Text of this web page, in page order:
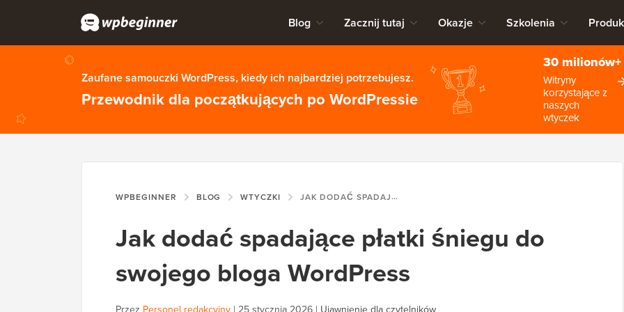
Blog Zacznij tutaj Okazje Szkolenia
Zaufane samouczki WordPress, kiedy ich najbardziej potrzebujesz.
Przewodnik dla początkujących po WordPressie
30 milionów+
Witryny
korzystające z
naszych
wtyczek
WPBEGINNER BLOG WTYCZKI JAK DODAĆ SPADAJĄCE PŁATKI ŚNIEGU DO SWOJEGO BLOGA WORDPRESS
Jak dodać spadające płatki śniegu do
swojego bloga WordPress